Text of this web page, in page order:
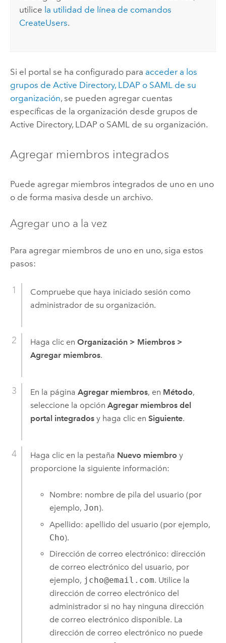
utilice la utilidad de línea de comandos
CreateUsers.
Si el portal se ha configurado para acceder a los
grupos de Active Directory, LDAP o SAMLde su
organización, se pueden agregar cuentas
específicas de la organización desde grupos de
Active Directory, LDAP o SAMLde su organización.
Agregar miembros integrados
Puede agregar miembros integrados de uno en uno
o de forma masiva desde un archivo.
Agregar uno a la vez
Para agregar miembros de uno en uno, siga estos
pasos:
Compruebe que haya iniciado sesión como
administrador de su organización.
Haga clic en Organización > Miembros >
Agregar miembros.
En la página Agregar miembros, en Método,
seleccione la opción Agregar miembros del
portal integradosy haga clic en Siguiente.
Haga clic en la pestaña Nuevo miembro y
proporcione la siguiente información:
Nombre: nombre de pila del usuario (por
ejemplo,Jon).
Apellido: apellido del usuario (por ejemplo,
Cho).
Dirección de correo electrónico: dirección
de correo electrónico del usuario, por
ejemplo, jcho@email.com. Utilice la
dirección de correo electrónico del
administrador si no hay ninguna dirección
de correo electrónico disponible. La
dirección de correo electrónico no puede